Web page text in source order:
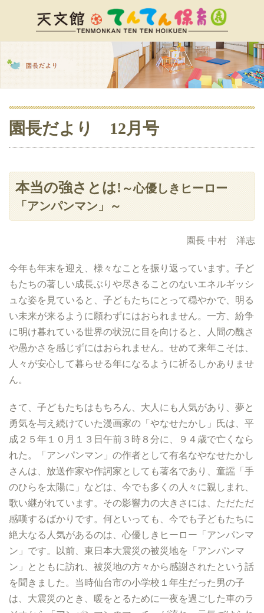
園長だより 12月号
本当の強さとは!～心優しきヒーロー
「アンパンマン」～
園長 中村 洋志
今年も年末を迎え、様々なことを振り返っています。子ど
もたちの著しい成長ぶりや尽きることのないエネルギッシ
ュな姿を見ていると、子どもたちにとって穏やかで、明る
い未来が来るように願わずにはおられません。一方、紛争
に明け暮れている世界の状況に目を向けると、人間の醜さ
や愚かさを感じずにはおられません。せめて来年こそは、
人々が安心して暮らせる年になるように祈るしかありませ
ん。
さて、子どもたちはもちろん、大人にも人気があり、夢と
勇気を与え続けていた漫画家の「やなせたかし」氏は、平
成２５年１０月１３日午前３時８分に、９４歳で亡くなら
れた。「アンパンマン」の作者として有名なやなせたかし
さんは、放送作家や作詞家としても著名であり、童謡「手
のひらを太陽に」などは、今でも多くの人々に親しまれ、
歌い継がれています。その影響力の大きさには、ただただ
感嘆するばかりです。何といっても、今でも子どもたちに
絶大なる人気があるのは、心優しきヒーロー「アンパンマ
ン」です。以前、東日本大震災の被災地を「アンパンマ
ン」とともに訪れ、被災地の方々から感謝されたという話
を聞きました。当時仙台市の小学校１年生だった男の子
は、大震災のとき、暖をとるために一夜を過ごした車のラ